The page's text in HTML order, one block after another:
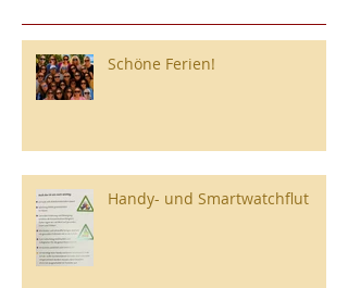
Schöne Ferien!
Handy- und Smartwatchflut